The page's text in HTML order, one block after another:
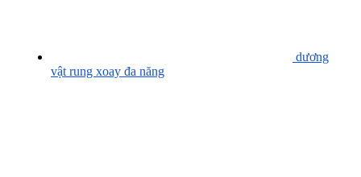
dương
vật rung xoay đa năng